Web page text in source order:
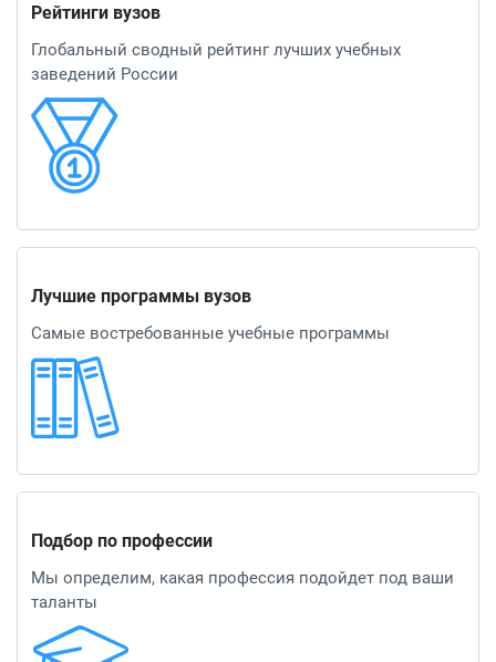
Рейтинги вузов
Глобальный сводный рейтинг лучших учебных
заведений России
Лучшие программы вузов
Самые востребованные учебные программы
Подбор по профессии
Мы определим, какая профессия подойдет под ваши
таланты